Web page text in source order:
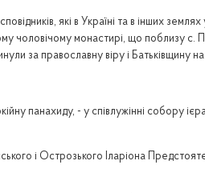
які в Україні та в інших
монастирі, що поблизу с.
за православну віру і Батьківщину
панахиду, - у співлужінні собору
і Острозького Іларіона